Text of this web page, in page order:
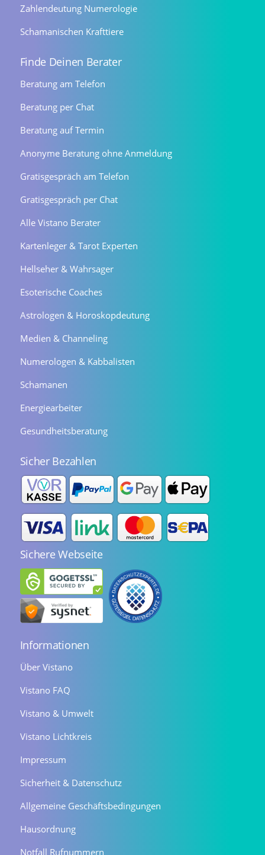
Zahlendeutung Numerologie
Schamanischen Krafttiere
Finde Deinen Berater
Beratung am Telefon
Beratung per Chat
Beratung auf Termin
Anonyme Beratung ohne Anmeldung
Gratisgespräch am Telefon
Gratisgespräch per Chat
Alle Vistano Berater
Kartenleger & Tarot Experten
Hellseher & Wahrsager
Esoterische Coaches
Astrologen & Horoskopdeutung
Medien & Channeling
Numerologen & Kabbalisten
Schamanen
Energiearbeiter
Gesundheitsberatung
Sicher Bezahlen
Sichere Webseite
Informationen
Über Vistano
Vistano FAQ
Vistano & Umwelt
Vistano Lichtkreis
Impressum
Sicherheit & Datenschutz
Allgemeine Geschäftsbedingungen
Hausordnung
Notfall Rufnummern